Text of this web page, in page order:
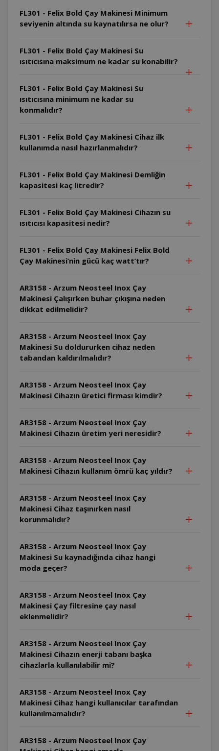
FL301 - Felix Bold Çay Makinesi Minimum
seviyenin altında su kaynatılırsa ne olur?
FL301 - Felix Bold Çay Makinesi Su
ısıtıcısına maksimum ne kadar su konabilir?
FL301 - Felix Bold Çay Makinesi Su
ısıtıcısına minimum ne kadar su
konmalıdır?
FL301 - Felix Bold Çay Makinesi Cihaz ilk
kullanımda nasıl hazırlanmalıdır?
FL301 - Felix Bold Çay Makinesi Demliğin
kapasitesi kaç litredir?
FL301 - Felix Bold Çay Makinesi Cihazın su
ısıtıcısı kapasitesi nedir?
FL301 - Felix Bold Çay Makinesi Felix Bold
Çay Makinesi’nin gücü kaç watt’tır?
AR3158 - Arzum Neosteel Inox Çay
Makinesi Çalışırken buhar çıkışına neden
dikkat edilmelidir?
AR3158 - Arzum Neosteel Inox Çay
Makinesi Su doldururken cihaz neden
tabandan kaldırılmalıdır?
AR3158 - Arzum Neosteel Inox Çay
Makinesi Cihazın üretici firması kimdir?
AR3158 - Arzum Neosteel Inox Çay
Makinesi Cihazın üretim yeri neresidir?
AR3158 - Arzum Neosteel Inox Çay
Makinesi Cihazın kullanım ömrü kaç yıldır?
AR3158 - Arzum Neosteel Inox Çay
Makinesi Cihaz taşınırken nasıl
korunmalıdır?
AR3158 - Arzum Neosteel Inox Çay
Makinesi Su kaynadığında cihaz hangi
moda geçer?
AR3158 - Arzum Neosteel Inox Çay
Makinesi Çay filtresine çay nasıl
eklenmelidir?
AR3158 - Arzum Neosteel Inox Çay
Makinesi Cihazın enerji tabanı başka
cihazlarla kullanılabilir mi?
AR3158 - Arzum Neosteel Inox Çay
Makinesi Cihaz hangi kullanıcılar tarafından
kullanılmamalıdır?
AR3158 - Arzum Neosteel Inox Çay